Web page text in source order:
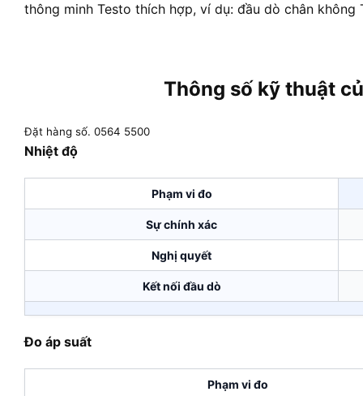
thông minh Testo thích hợp, ví dụ: đầu dò chân không
Thông số kỹ thuật
Đặt hàng số. 0564 5500
Nhiệt độ
Phạm vi đo
Sự chính xác
Nghị quyết
Kết nối đầu dò
Đo áp suất
Phạm vi đo